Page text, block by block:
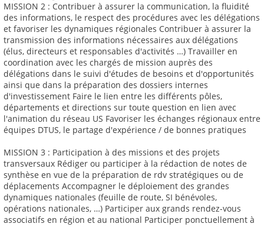
MISSION 2 : Contribuer à assurer la communication, la fluidité
des informations, le respect des procédures avec les délégations
et favoriser les dynamiques régionales Contribuer à assurer la
transmission des informations nécessaires aux délégations
(élus, directeurs et responsables d'activités …) Travailler en
coordination avec les chargés de mission auprès des
délégations dans le suivi d'études de besoins et d'opportunités
ainsi que dans la préparation des dossiers internes
d'investissement Faire le lien entre les différents pôles,
départements et directions sur toute question en lien avec
l'animation du réseau US Favoriser les échanges régionaux entre
équipes DTUS, le partage d'expérience / de bonnes pratiques
MISSION 3 : Participation à des missions et des projets
transversaux Rédiger ou participer à la rédaction de notes de
synthèse en vue de la préparation de rdv stratégiques ou de
déplacements Accompagner le déploiement des grandes
dynamiques nationales (feuille de route, SI bénévoles,
opérations nationales, …) Participer aux grands rendez-vous
associatifs en région et au national Participer ponctuellement à